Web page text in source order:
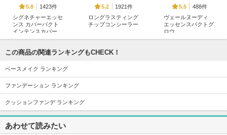
5.8
1423件
シグネチャーエッセ
ンス カバーパクト
インテンスカバー
ェンティズ)
5.2
1921件
ロングラスティング
チップコンシーラー
5.5
488件
ヴェールヌーディ
エッセンスパクトグ
ロウ
コンシールブレンダ
ーパレット
この商品の関連ランキングもCHECK！
ベースメイク ランキング
ファンデーション ランキング
クッションファンデ ランキング
あわせて読みたい